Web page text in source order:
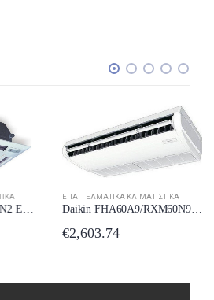
Gree GRT-361 EI/1JA-N2 Επαγγελματικό Κλιματιστικό Inverter Κασέτα 34000 BTU
ΕΠΑΓΓΕΛΜΑΤΙΚΆ ΚΛΙΜΑΤΙΣΤΙΚΆ
Daikin FHA60A9/RXM60N9 Επαγγελματικό Κλιματιστικό Inverter Οροφής Δαπέδου 22000 BTU με Ψυκτικό Υγρό R32
2,603.74